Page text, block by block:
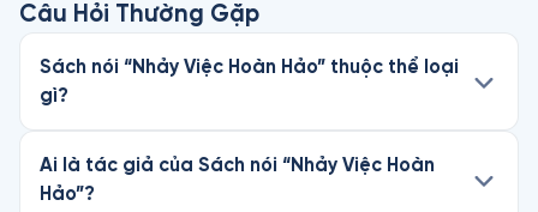
Câu Hỏi Thường Gặp
Sách nói “Nhảy Việc Hoàn Hảo” thuộc thể loại
gì?
Ai là tác giả của Sách nói “Nhảy Việc Hoàn
Hảo”?